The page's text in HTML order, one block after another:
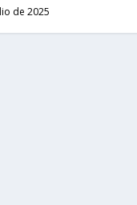
de 2025